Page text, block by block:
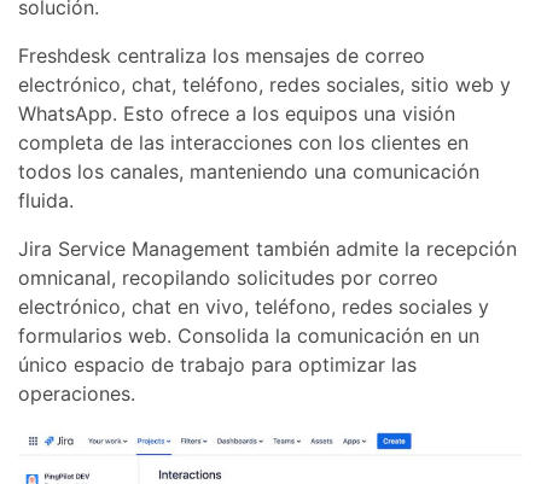
solución.
Freshdesk centraliza los mensajes de correo
electrónico, chat, teléfono, redes sociales, sitio web y
WhatsApp. Esto ofrece a los equipos una visión
completa de las interacciones con los clientes en
todos los canales, manteniendo una comunicación
fluida.
Jira Service Management también admite la recepción
omnicanal, recopilando solicitudes por correo
electrónico, chat en vivo, teléfono, redes sociales y
formularios web. Consolida la comunicación en un
único espacio de trabajo para optimizar las
operaciones.